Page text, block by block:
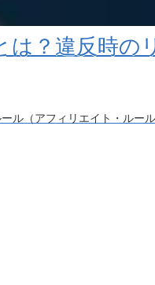
は？違反時の
ル（アフィリエイト・ルー